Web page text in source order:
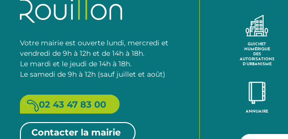
Votre mairie est ouverte lundi, mercredi et
vendredi de 9h à 12h et de 14h à 18h.
Le mardi et le jeudi de 14h à 18h.
Le samedi de 9h à 12h (sauf juillet et août)
02 43 47 83 00
Contacter la mairie
GUICHET
NUMÉRIQUE
DES
AUTORISATIONS
D’URBANISME
ANNUAIRE